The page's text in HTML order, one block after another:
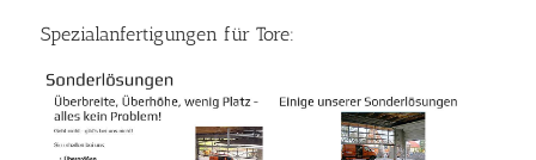
Spezialanfertigungen für Tore: